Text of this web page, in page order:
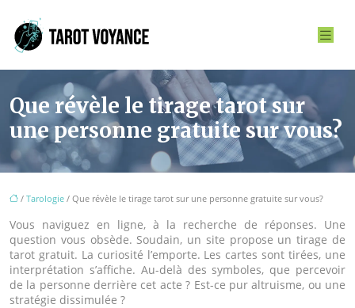
Que révèle le tirage tarot sur
une personne gratuite sur vous?
/ Tarologie / Que révèle le tirage tarot sur une personne gratuite sur vous?
Vous naviguez en ligne, à la recherche de réponses. Une
question vous obsède. Soudain, un site propose un tirage de
tarot gratuit. La curiosité l’emporte. Les cartes sont tirées, une
interprétation s’affiche. Au-delà des symboles, que percevoir
de la personne derrière cet acte ? Est-ce pur altruisme, ou une
stratégie dissimulée ?